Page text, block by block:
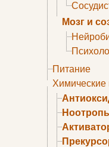
Мозг и
Питание
Химические